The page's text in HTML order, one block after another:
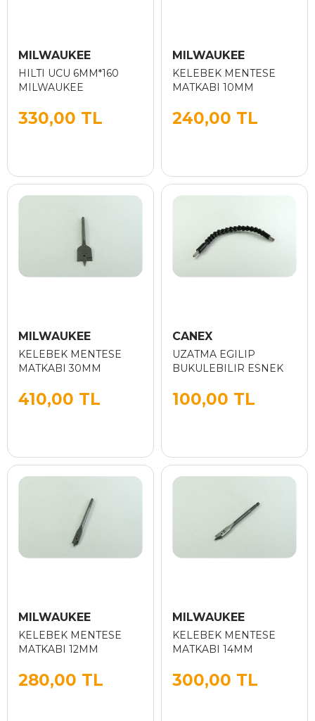
MILWAUKEE
HILTI UCU 6MM*160
MILWAUKEE
330,00 TL
MILWAUKEE
KELEBEK MENTESE
MATKABI 10MM
240,00 TL
MILWAUKEE
KELEBEK MENTESE
MATKABI 30MM
410,00 TL
CANEX
UZATMA EGILIP
BUKULEBILIR ESNEK
100,00 TL
MILWAUKEE
KELEBEK MENTESE
MATKABI 12MM
280,00 TL
MILWAUKEE
KELEBEK MENTESE
MATKABI 14MM
300,00 TL